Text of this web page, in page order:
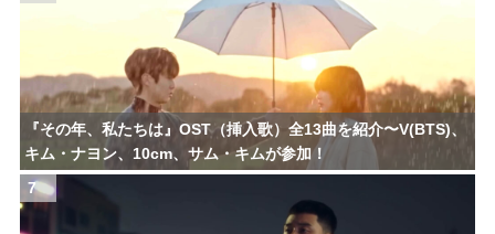
『その年、私たちは』OST（挿入歌）全13曲を紹介〜V(BTS)、
キム・ナヨン、10cm、サム・キムが参加！
7